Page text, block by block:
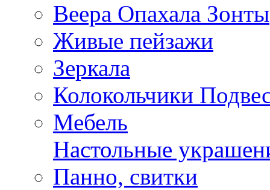
Веера Опахала Зонты
Живые пейзажи
Зеркала
Колокольчики
Мебель
Настольные
Панно, свитки